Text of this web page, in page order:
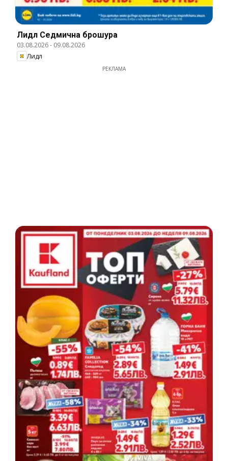
Лидл Cедмична брошура
03.08.2026- 09.08.2026
Лидл
РЕКЛАМА